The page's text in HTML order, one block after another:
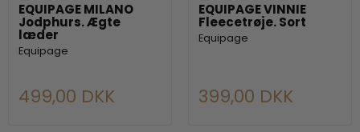
EQUIPAGE MILANO
Jodphurs. Ægte
læder
Equipage
499,00 DKK
EQUIPAGE VINNIE
Fleecetrøje. Sort
Equipage
399,00 DKK